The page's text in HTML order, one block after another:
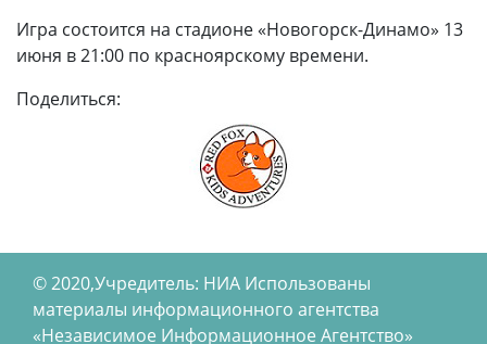
Игра состоится на стадионе «Новогорск-Динамо» 13
июня в 21:00 по красноярскому времени.
Поделиться:
© 2020,Учредитель: НИА Использованы
материалы информационного агентства
«Независимое Информационное Агентство»